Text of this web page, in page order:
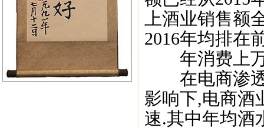
上酒业销售额
2016年均排在
年消费上万
在电商渗透
影响下,电商酒
速.其中年均酒